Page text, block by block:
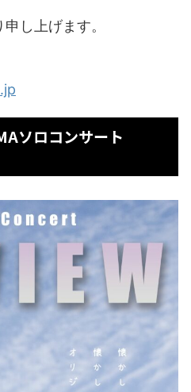
し上げます。
ソロコンサート